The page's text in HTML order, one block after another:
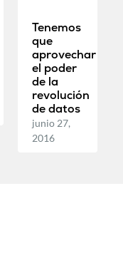
Tenemos
que
aprovechar
el poder
de la
revolución
de datos
junio 27,
2016